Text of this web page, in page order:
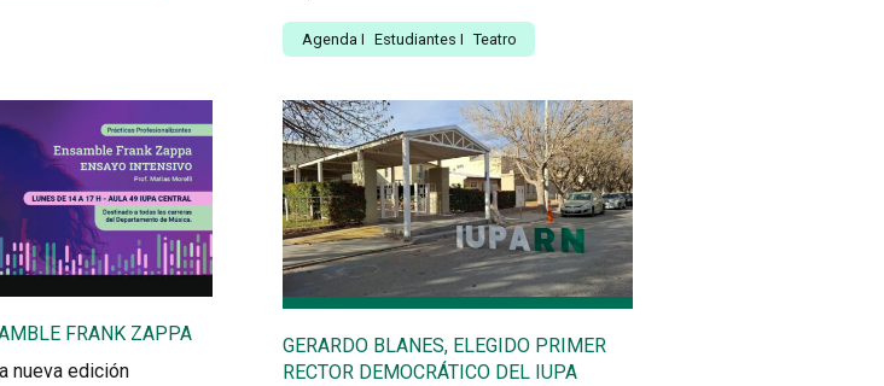
Agenda I Estudiantes I Teatro
FRANK ZAPPA
nueva edición
GERARDO BLANES, ELEGIDO PRIMER
RECTOR DEMOCRÁTICO DEL IUPA